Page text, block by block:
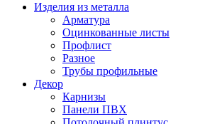
Изделия из металла
Арматура
Оцинкованные листы
Профлист
Разное
Трубы профильные
Декор
Карнизы
Панели ПВХ